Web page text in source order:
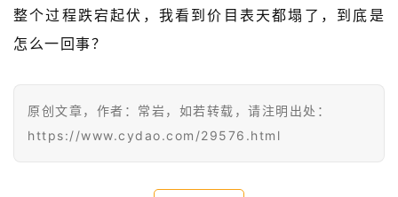
有
态
常
开
新
整个过程跌宕起伏，我看到价目表天都塌了，到底是
怎么一回事？
原创文章，作者：常岩，如若转载，请注明出处：
https://www.cydao.com/29576.html